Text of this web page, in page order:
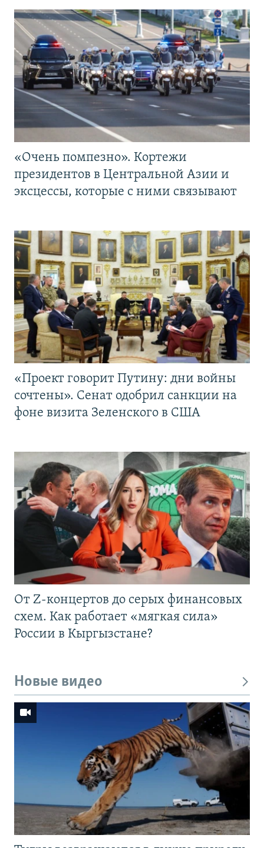
«Очень помпезно». Кортежи
президентов в Центральной Азии и
эксцессы, которые с ними связывают
«Проект говорит Путину: дни войны
сочтены». Сенат одобрил санкции на
фоне визита Зеленского в США
От Z-концертов до серых финансовых
схем. Как работает «мягкая сила»
России в Кыргызстане?
Новые видео